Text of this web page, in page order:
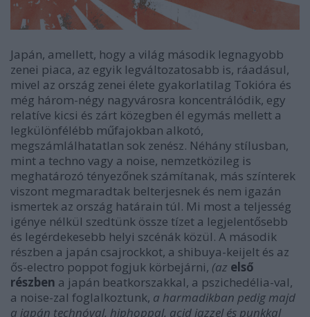
Japán, amellett, hogy a világ második legnagyobb
zenei piaca, az egyik legváltozatosabb is, ráadásul,
mivel az ország zenei élete gyakorlatilag Tokióra és
még három-négy nagyvárosra koncentrálódik, egy
relatíve kicsi és zárt közegben él egymás mellett a
legkülönfélébb műfajokban alkotó,
megszámlálhatatlan sok zenész. Néhány stílusban,
mint a techno vagy a noise, nemzetközileg is
meghatározó tényezőnek számítanak, más színterek
viszont megmaradtak belterjesnek és nem igazán
ismertek az ország határain túl. Mi most a teljesség
igénye nélkül szedtünk össze tízet a legjelentősebb
és legérdekesebb helyi szcénák közül. A második
részben a japán csajrockkot, a shibuya-keijelt és az
ős-electro poppot fogjuk körbejárni, (az első
részben a japán beatkorszakkal, a pszichedélia-val,
a noise-zal foglalkoztunk, a harmadikban pedig majd
a japán technóval, hiphoppal, acid jazzel és punkkal